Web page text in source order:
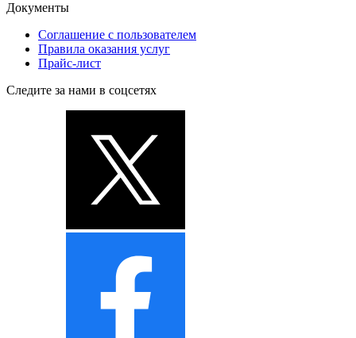
Документы
Соглашение с пользователем
Правила оказания услуг
Прайс-лист
Следите за нами в соцсетях